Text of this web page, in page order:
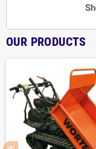
OUR PRODUCTS